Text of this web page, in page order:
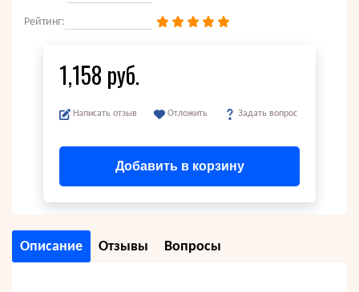
Рейтинг:
1,158 руб.
Написать отзыв Отложить Задать вопрос
Добавить в корзину
Описание Отзывы Вопросы